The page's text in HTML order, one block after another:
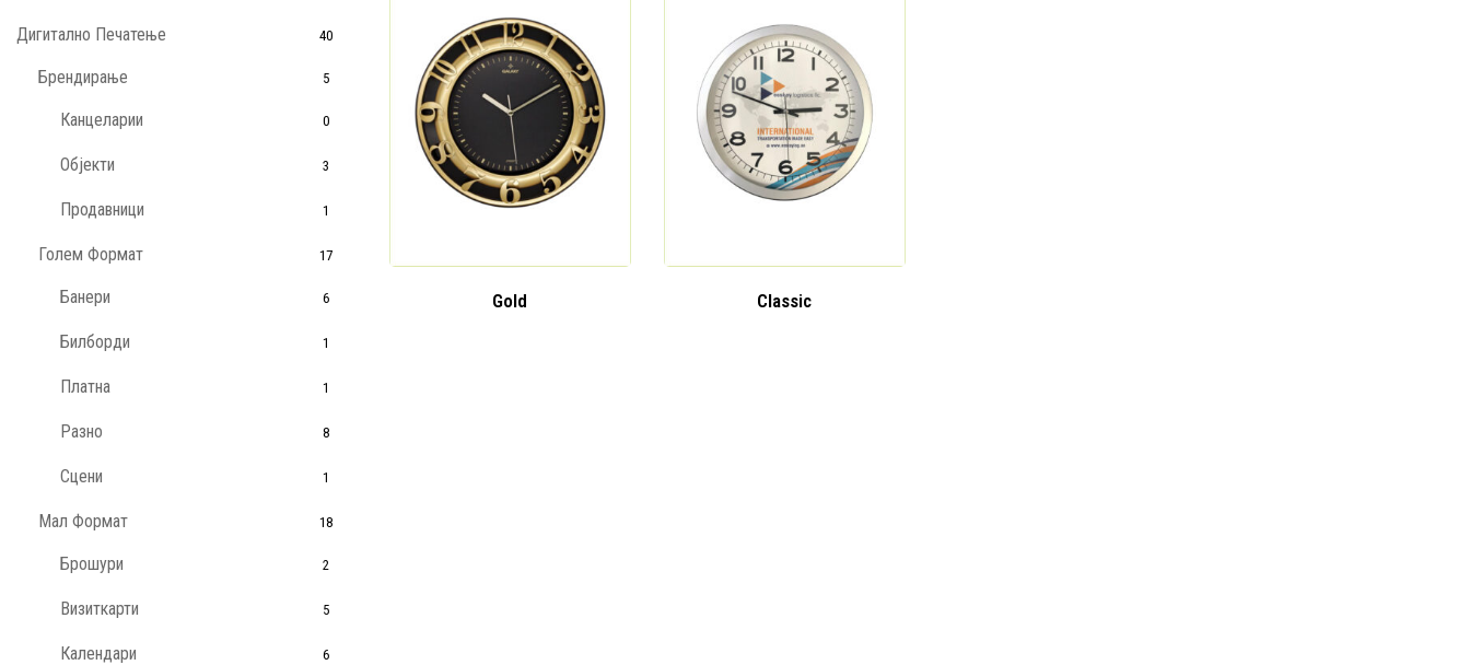
Gold Classic
Дигитално Печатење 40
Брендирање 5
Канцеларии 0
Објекти 3
Продавници 1
Голем Формат 17
Банери 6
Билборди 1
Платна 1
Разно 8
Сцени 1
Мал Формат 18
Брошури 2
Визиткарти 5
Календари 6